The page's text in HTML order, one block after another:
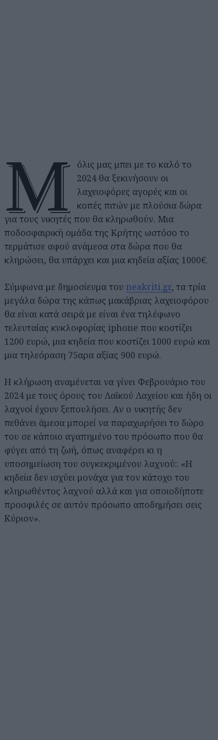
Μ
όλις μας μπει με το καλό το
2024 θα ξεκινήσουν οι
λαχειοφόρες αγορές και οι
κοπές πιτών με πλούσια δώρα
για τους νικητές που θα κληρωθούν. Μια
ποδοσφαιρική ομάδα της Κρήτης ωστόσο το
τερμάτισε αφού ανάμεσα στα δώρα που θα
κληρώσει, θα υπάρχει και μια κηδεία αξίας 1000€.
Σύμφωνα με δημοσίευμα του neakriti.gr, τα τρία
μεγάλα δώρα της κάπως μακάβριας λαχειοφόρου
θα είναι κατά σειρά με είναι ένα τηλέφωνο
τελευταίας κυκλοφορίας iphone που κοστίζει
1200 ευρώ, μια κηδεία που κοστίζει 1000 ευρώ και
μια τηλεόραση 75αρα αξίας 900 ευρώ.
Η κλήρωση αναμένεται να γίνει Φεβρουάριο του
2024 με τους όρους του Λαϊκού Λαχείου και ήδη οι
λαχνοί έχουν ξεπουλήσει. Αν ο νικητής δεν
πεθάνει άμεσα μπορεί να παραχωρήσει το δώρο
του σε κάποιο αγαπημένο του πρόσωπο που θα
φύγει από τη ζωή, όπως αναφέρει κι η
υποσημείωση του συγκεκριμένου λαχνού:: «Η
κηδεία δεν ισχύει μονάχα για τον κάτοχο του
κληρωθέντος λαχνού αλλά και για οποιοδήποτε
προσφιλές σε αυτόν πρόσωπο αποδημήσει σεις
Κύριον».